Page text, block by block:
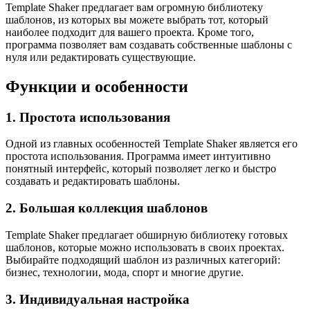
Template Shaker предлагает вам огромную библиотеку
шаблонов, из которых вы можете выбрать тот, который
наиболее подходит для вашего проекта. Кроме того,
программа позволяет вам создавать собственные шаблоны с
нуля или редактировать существующие.
Функции и особенности
1. Простота использования
Одной из главных особенностей Template Shaker является его
простота использования. Программа имеет интуитивно
понятный интерфейс, который позволяет легко и быстро
создавать и редактировать шаблоны.
2. Большая коллекция шаблонов
Template Shaker предлагает обширную библиотеку готовых
шаблонов, которые можно использовать в своих проектах.
Выбирайте подходящий шаблон из различных категорий:
бизнес, технологии, мода, спорт и многие другие.
3. Индивидуальная настройка